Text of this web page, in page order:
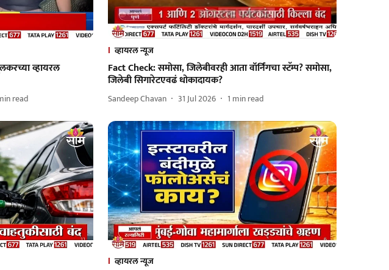
व्हायरल
read
व्हायरल न्यूज
Fact Check: समोसा, जिलेबीवरही आता वॉर्निंगचा स्टॅम्प? समोसा,
जिलेबी सिगारेटएवढं धोकादायक?
Sandeep Chavan 31 Jul 2026 1 min read
व्हायरल न्यूज